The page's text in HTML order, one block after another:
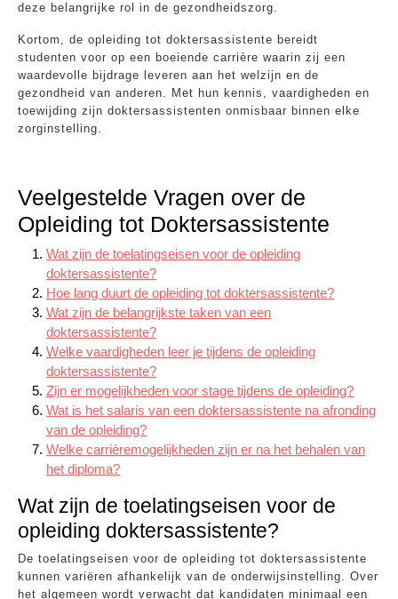
deze belangrijke rol in de gezondheidszorg.
Kortom, de opleiding tot doktersassistente bereidt
studenten voor op een boeiende carrière waarin zij een
waardevolle bijdrage leveren aan het welzijn en de
gezondheid van anderen. Met hun kennis, vaardigheden en
toewijding zijn doktersassistenten onmisbaar binnen elke
zorginstelling.
Veelgestelde Vragen over de
Opleiding tot Doktersassistente
Wat zijn de toelatingseisen voor de opleiding
doktersassistente?
Hoe lang duurt de opleiding tot doktersassistente?
Wat zijn de belangrijkste taken van een
doktersassistente?
Welke vaardigheden leer je tijdens de opleiding
doktersassistente?
Zijn er mogelijkheden voor stage tijdens de opleiding?
Wat is het salaris van een doktersassistente na afronding
van de opleiding?
Welke carrièremogelijkheden zijn er na het behalen van
het diploma?
Wat zijn de toelatingseisen voor de
opleiding doktersassistente?
De toelatingseisen voor de opleiding tot doktersassistente
kunnen variëren afhankelijk van de onderwijsinstelling. Over
het algemeen wordt verwacht dat kandidaten minimaal een